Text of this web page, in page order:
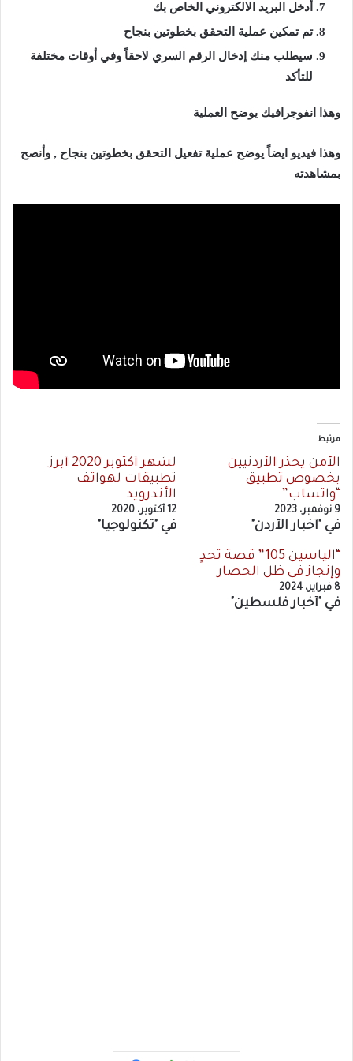
أدخل البريد الالكتروني الخاص بك
تم تمكين عملية التحقق بخطوتين بنجاح
سيطلب منك إدخال الرقم السري لاحقاً وفي أوقات مختلفة
للتأكد
وهذا انفوجرافيك يوضح العملية
وهذا فيديو ايضاً يوضح عملية تفعيل التحقق بخطوتين بنجاح , وأنصح
بمشاهدته
مرتبط
الأمن يحذر الأردنيين
بخصوص تطبيق
“واتساب”
9 نوفمبر، 2023
في "أخبار الأردن"
لشهر أكتوبر 2020 أبرز
تطبيقات لهواتف
الأندرويد
12 أكتوبر، 2020
في "تكنولوجيا"
“الياسين 105” قصة تحدٍ
وإنجاز في ظل الحصار
8 فبراير، 2024
في "أخبار فلسطين"